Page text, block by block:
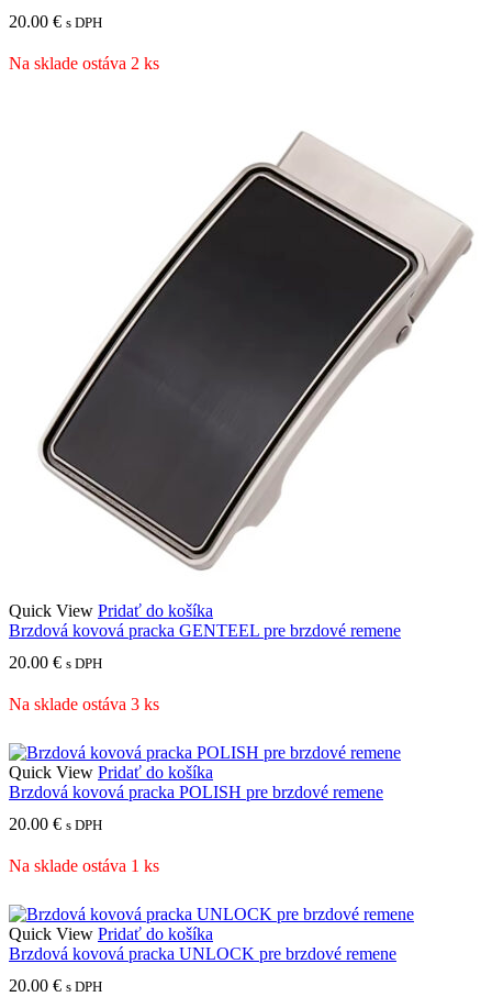
20.00 € s DPH
Na sklade ostáva 2 ks
Quick View Pridať do košíka
Brzdová kovová pracka GENTEEL pre brzdové remene
20.00 € s DPH
Na sklade ostáva 3 ks
Quick View Pridať do košíka
Brzdová kovová pracka POLISH pre brzdové remene
20.00 € s DPH
Na sklade ostáva 1 ks
Quick View Pridať do košíka
Brzdová kovová pracka UNLOCK pre brzdové remene
20.00 € s DPH